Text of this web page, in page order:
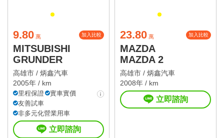
9.80 萬 加入比較
MITSUBISHI
GRUNDER
高雄市 / 炳鑫汽車
2005年 / km
里程保證
實車實價
友善試車
非多元化營業用車
立即諮詢
23.80 萬 加入比較
MAZDA
MAZDA 2
高雄市 / 炳鑫汽車
2008年 / km
立即諮詢